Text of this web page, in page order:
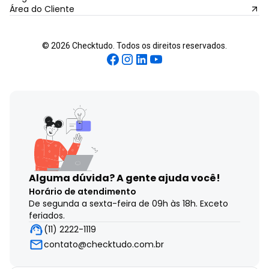
Área do Cliente
© 2026 Checktudo. Todos os direitos reservados.
Alguma dúvida?A gente ajuda você!
Horário de atendimento
De segunda a sexta-feira de 09h às 18h. Exceto
feriados.
(11) 2222-1119
contato@checktudo.com.br